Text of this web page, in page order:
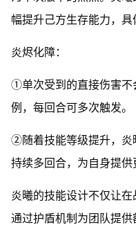
幅提升己方生存能力，具
炎烬化障：
①单次受到的直接伤害不
例，每回合可多次触发。
②随着技能等级提升，炎
持续多回合，为自身提供
炎曦的技能设计不仅让
通过护盾机制为团队提